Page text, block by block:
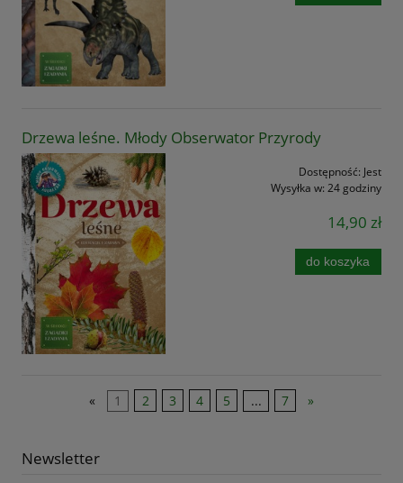
Drzewa leśne. Młody Obserwator Przyrody
Dostępność: Jest
Wysyłka w: 24 godziny
14,90 zł
do koszyka
« 1 2 3 4 5 ... 7 »
Newsletter